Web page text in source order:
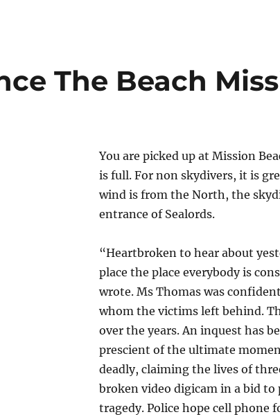
The Beach
You are picked up at Mission
is full. For non skydivers, it is
wind is from the North, the
entrance of Sealords.
“Heartbroken to hear about
place the place everybody is
wrote. Ms Thomas was
whom the victims left behind.
over the years. An inquest has
prescient of the ultimate
deadly, claiming the lives of
broken video digicam in a bid
tragedy. Police hope cell phone